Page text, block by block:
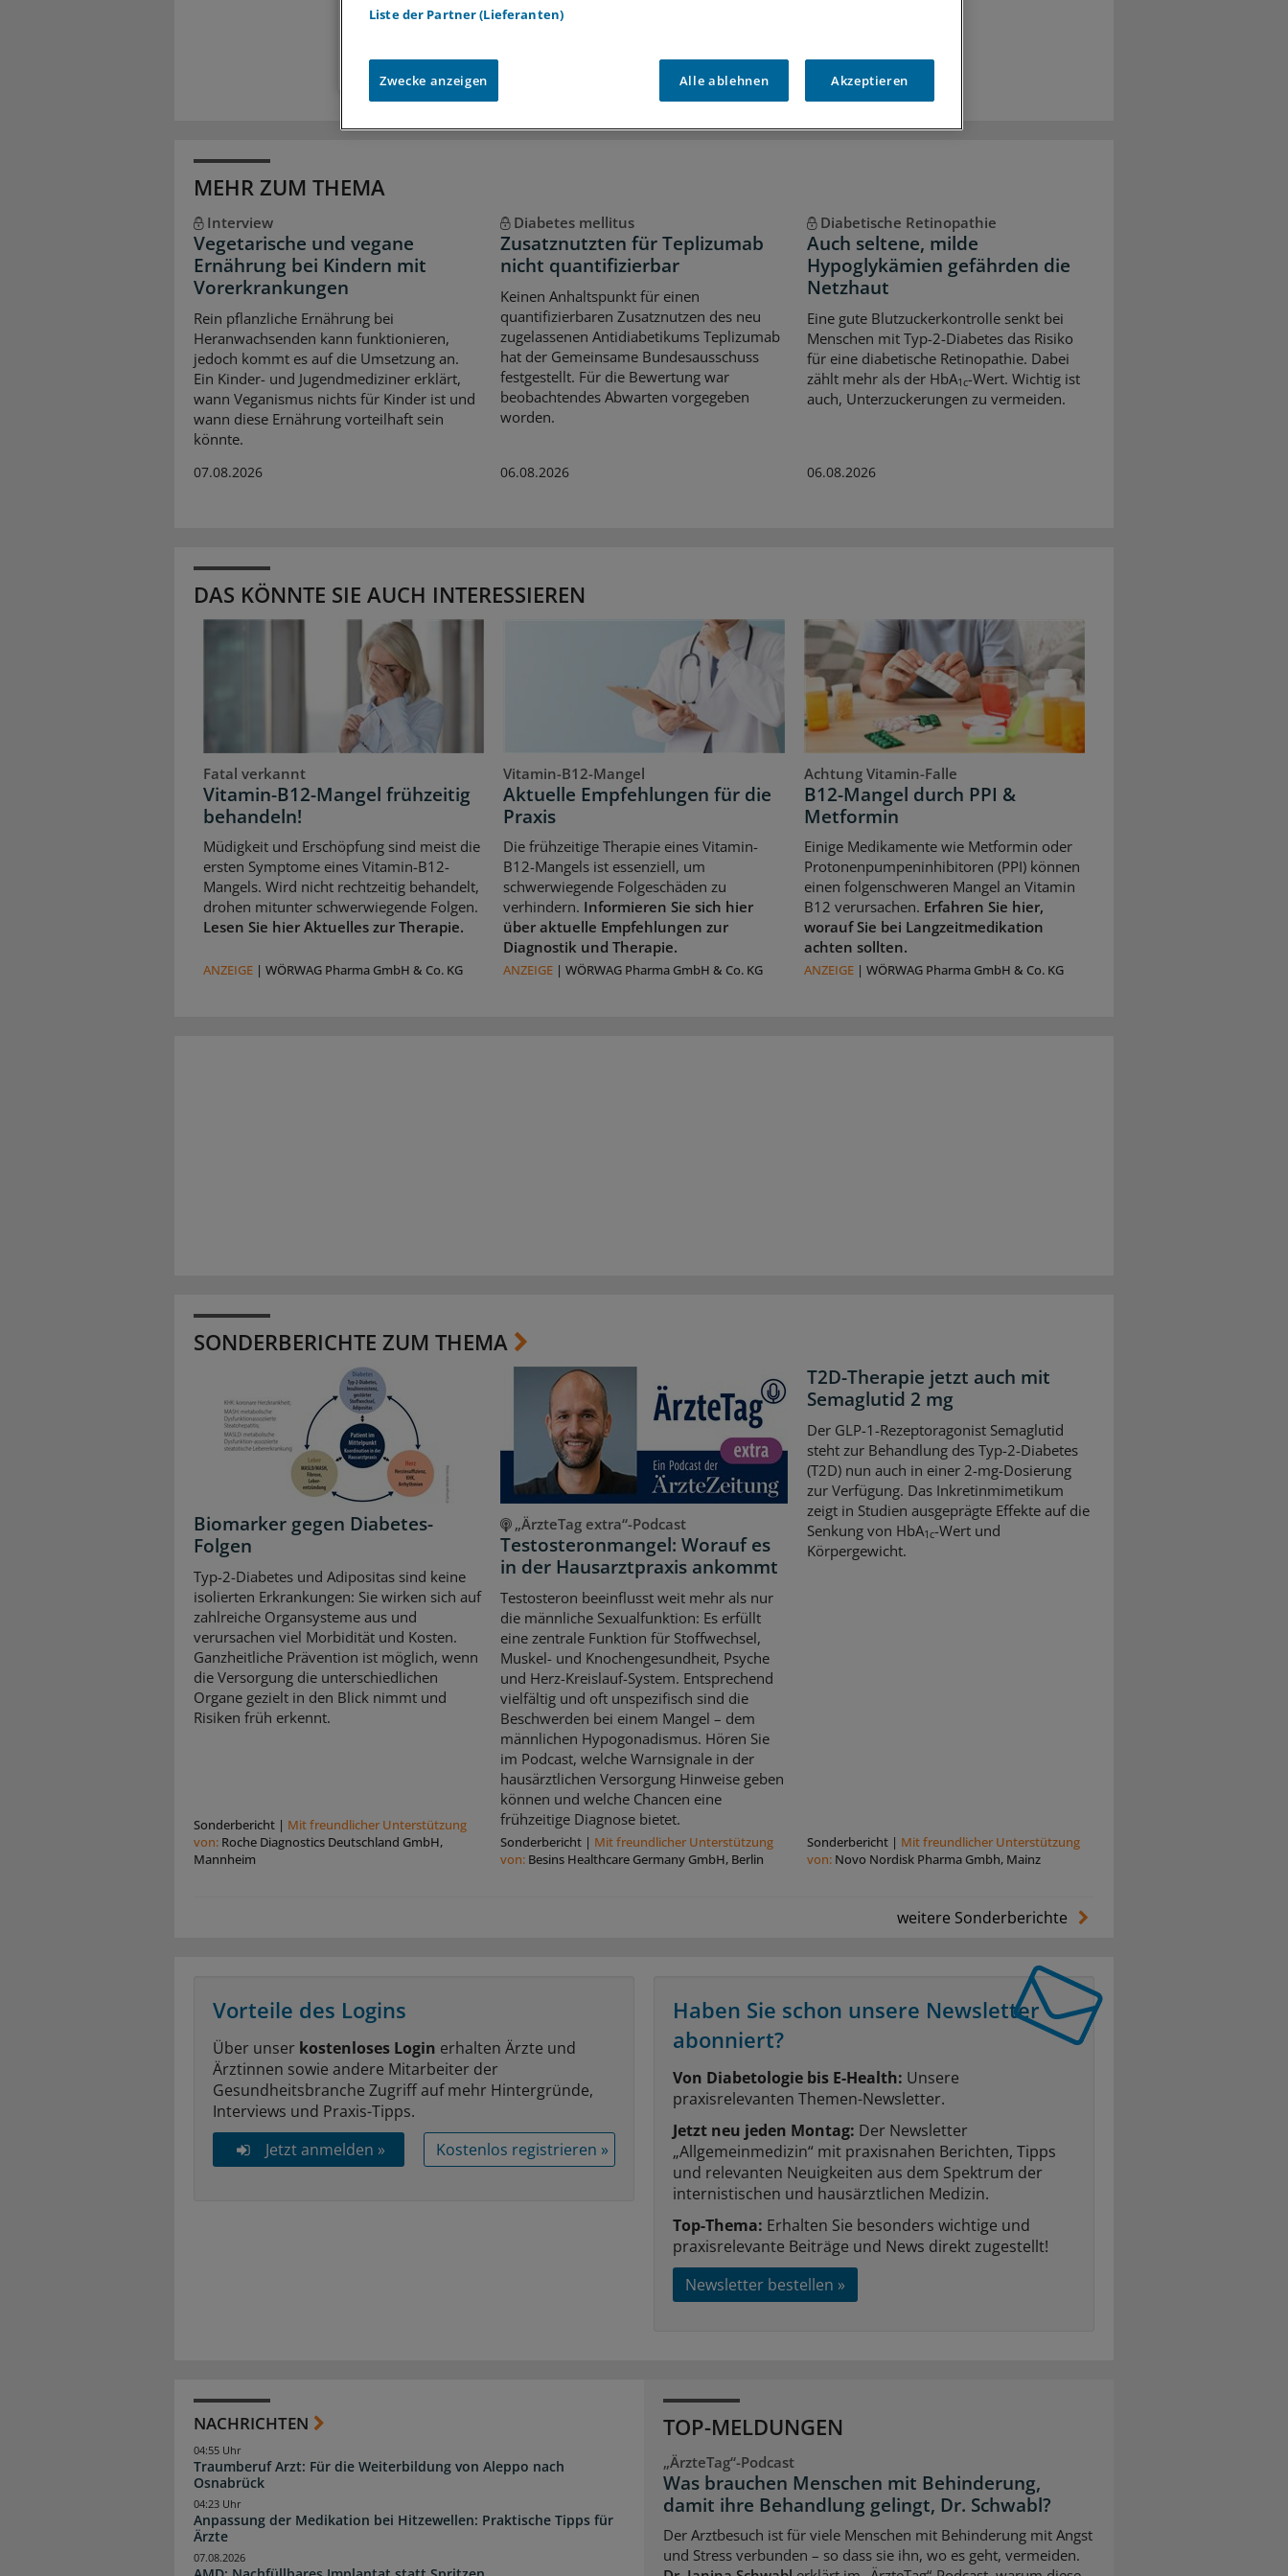
Zugriff auf allemedizinischen Berichte und Kommentare
Voraussetzungen für den Zugang
MEHR ZUM THEMA
Interview
Vegetarische und vegane
Ernährung bei Kindern mit
Vorerkrankungen
Rein pflanzliche Ernährung bei
Heranwachsenden kann funktionieren,
jedoch kommt es auf die Umsetzung an.
Ein Kinder- und Jugendmediziner erklärt,
wann Veganismus nichts für Kinder ist und
wann diese Ernährung vorteilhaft sein
könnte.
07.08.2026
Diabetes mellitus
Zusatznutzten für Teplizumab
nicht quantifizierbar
Keinen Anhaltspunkt für einen
quantifizierbaren Zusatznutzen des neu
zugelassenen Antidiabetikums Teplizumab
hat der Gemeinsame Bundesausschuss
festgestellt. Für die Bewertung war
beobachtendes Abwarten vorgegeben
worden.
06.08.2026
Diabetische Retinopathie
Auch seltene, milde
Hypoglykämien gefährden die
Netzhaut
Eine gute Blutzuckerkontrolle senkt bei
Menschen mit Typ-2-Diabetes das Risiko
für eine diabetische Retinopathie. Dabei
zählt mehr als der HbA1c-Wert. Wichtig ist
auch, Unterzuckerungen zu vermeiden.
06.08.2026
DAS KÖNNTE SIE AUCH INTERESSIEREN
Fatal verkannt
Vitamin-B12-Mangel frühzeitig
behandeln!
Müdigkeit und Erschöpfung sind meist die
ersten Symptome eines Vitamin-B12-
Mangels. Wird nicht rechtzeitig behandelt,
drohen mitunter schwerwiegende Folgen.
Lesen Sie hier Aktuelles zur Therapie.
ANZEIGE | WÖRWAG Pharma GmbH & Co. KG
Vitamin-B12-Mangel
Aktuelle Empfehlungen für die
Praxis
Die frühzeitige Therapie eines Vitamin-
B12-Mangels ist essenziell, um
schwerwiegende Folgeschäden zu
verhindern. Informieren Sie sich hier
über aktuelle Empfehlungen zur
Diagnostik und Therapie.
ANZEIGE |WÖRWAG Pharma GmbH & Co. KG
Achtung Vitamin-Falle
B12-Mangel durch PPI &
Metformin
Einige Medikamente wie Metformin oder
Protonenpumpeninhibitoren (PPI) können
einen folgenschweren Mangel an Vitamin
B12 verursachen. Erfahren Sie hier,
worauf Sie bei Langzeitmedikation
achten sollten.
ANZEIGE| WÖRWAG Pharma GmbH & Co. KG
SONDERBERICHTE ZUM THEMA
Biomarker gegen Diabetes-
Folgen
Typ-2-Diabetes und Adipositas sind keine
isolierten Erkrankungen: Sie wirken sich auf
zahlreiche Organsysteme aus und
verursachen viel Morbidität und Kosten.
Ganzheitliche Prävention ist möglich, wenn
die Versorgung die unterschiedlichen
Organe gezielt in den Blick nimmt und
Risiken früh erkennt.
Sonderbericht | Mit freundlicher Unterstützung
von: Roche Diagnostics Deutschland GmbH,
Mannheim
„ÄrzteTag extra“-Podcast
Testosteronmangel: Worauf es
in der Hausarztpraxis ankommt
Testosteron beeinflusst weit mehr als nur
die männliche Sexualfunktion: Es erfüllt
eine zentrale Funktion für Stoffwechsel,
Muskel- und Knochengesundheit, Psyche
und Herz-Kreislauf-System. Entsprechend
vielfältig und oft unspezifisch sind die
Beschwerden bei einem Mangel – dem
männlichen Hypogonadismus. Hören Sie
im Podcast, welche Warnsignale in der
hausärztlichen Versorgung Hinweise geben
können und welche Chancen eine
frühzeitige Diagnose bietet.
Sonderbericht| Mit freundlicher Unterstützung
von: Besins Healthcare Germany GmbH, Berlin
T2D-Therapie jetzt auch mit
Semaglutid 2 mg
Der GLP-1-Rezeptoragonist Semaglutid
steht zur Behandlung des Typ-2-Diabetes
(T2D) nun auch in einer 2-mg-Dosierung
zur Verfügung. Das Inkretinmimetikum
zeigt in Studien ausgeprägte Effekte auf die
Senkung von HbA1c-Wert und
Körpergewicht.
Sonderbericht| Mit freundlicher Unterstützung
von: Novo Nordisk Pharma Gmbh, Mainz
weitere Sonderberichte
Vorteile des Logins
Über unser kostenloses Login erhalten Ärzte und
Ärztinnen sowie andere Mitarbeiter der
Gesundheitsbranche Zugriff auf mehr Hintergründe,
Interviews und Praxis-Tipps.
Jetzt anmelden »
Kostenlos registrieren »
Haben Sie schon unsere Newsletter
abonniert?
Von Diabetologie bis E-Health: Unsere
praxisrelevanten Themen-Newsletter.
Jetzt neu jeden Montag: Der Newsletter
„Allgemeinmedizin“ mit praxisnahen Berichten, Tipps
und relevanten Neuigkeiten aus dem Spektrum der
internistischen und hausärztlichen Medizin.
Top-Thema: Erhalten Sie besonders wichtige und
praxisrelevante Beiträge und News direkt zugestellt!
Newsletter bestellen »
NACHRICHTEN
Traumberuf Arzt: Für die Weiterbildung von Aleppo nach
Osnabrück
04:55 Uhr
Anpassung der Medikation bei Hitzewellen: Praktische Tipps für
Ärzte
04:23 Uhr
07.08.2026
TOP-MELDUNGEN
„ÄrzteTag“-Podcast
Was brauchen Menschen mit Behinderung,
damit ihre Behandlung gelingt, Dr. Schwabl?
Der Arztbesuch ist für viele Menschen mit Behinderung mit Angst
und Stress verbunden – so dass sie ihn, wo es geht, vermeiden.
Liste der Partner (Lieferanten)
Zwecke anzeigen Alle ablehnen Akzeptieren